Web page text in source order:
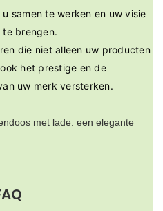
samen te werken en uw visie
brengen.
die niet alleen uw producten
het prestige en de
uw merk versterken.